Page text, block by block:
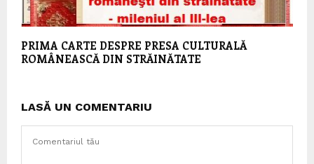
PRIMA CARTE DESPRE PRESA CULTURALĂ
ROMÂNEASCĂ DIN STRĂINĂTATE
LASĂ UN COMENTARIU